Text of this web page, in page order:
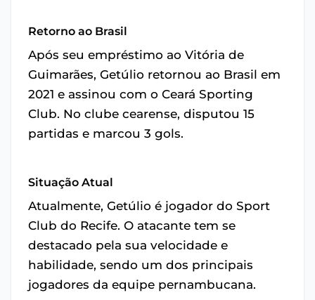
Retorno ao Brasil
Após seu empréstimo ao Vitória de
Guimarães, Getúlio retornou ao Brasil em
2021 e assinou com o Ceará Sporting
Club. No clube cearense, disputou 15
partidas e marcou 3 gols.
Situação Atual
Atualmente, Getúlio é jogador do Sport
Club do Recife. O atacante tem se
destacado pela sua velocidade e
habilidade, sendo um dos principais
jogadores da equipe pernambucana.